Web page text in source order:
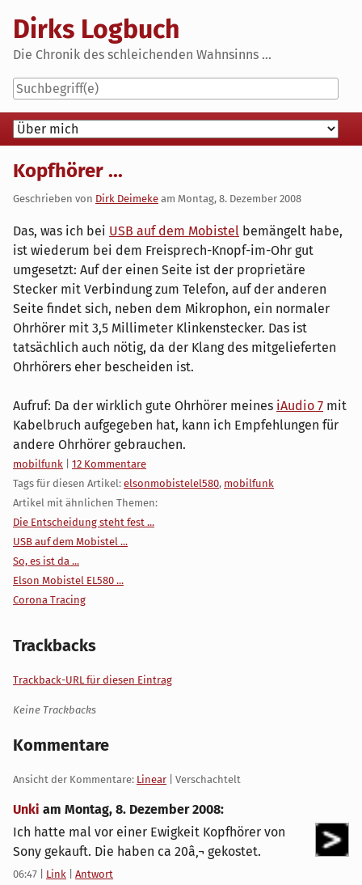
content
Dirks Logbuch
Die Chronik des schleichenden Wahnsinns ...
Navigation
Kopfhörer ...
Geschrieben von Dirk Deimeke am Montag, 8. Dezember 2008
Das, was ich bei USB auf dem Mobistel bemängelt habe,
ist wiederum bei dem Freisprech-Knopf-im-Ohr gut
umgesetzt: Auf der einen Seite ist der proprietäre
Stecker mit Verbindung zum Telefon, auf der anderen
Seite findet sich, neben dem Mikrophon, ein normaler
Ohrhörer mit 3,5 Millimeter Klinkenstecker. Das ist
tatsächlich auch nötig, da der Klang des mitgelieferten
Ohrhörers eher bescheiden ist.
Aufruf: Da der wirklich gute Ohrhörer meines iAudio 7 mit
Kabelbruch aufgegeben hat, kann ich Empfehlungen für
andere Ohrhörer gebrauchen.
Kategorien:
mobilfunk
12 Kommentare
Tags für diesen Artikel: elsonmobistelel580, mobilfunk
Artikel mit ähnlichen Themen:
Die Entscheidung steht fest ...
USB auf dem Mobistel ...
So, es ist da ...
Elson Mobistel EL580 ...
Corona Tracing
Trackbacks
Trackback-URL für diesen Eintrag
Keine Trackbacks
Kommentare
Ansicht der Kommentare: Linear | Verschachtelt
Unki am Montag, 8. Dezember 2008:
Ich hatte mal vor einer Ewigkeit Kopfhörer von
Sony gekauft. Die haben ca 20â‚¬ gekostet.
06:47 Link Antwort